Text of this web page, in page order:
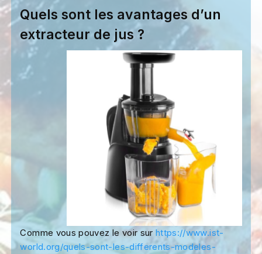
Quels sont les avantages d’un
extracteur de jus ?
Comme vous pouvez le voir sur https://www.ist-
world.org/quels-sont-les-differents-modeles-